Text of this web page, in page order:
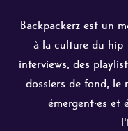
Backpackerz est un
à la culture du
interviews, des
dossiers de fond, le
émergent·es et